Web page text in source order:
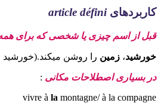
کاربردهایarticle défini
قبل از اسم چیزی یا شخصی که برای
خورشید، زمین را روشن
در بسیاری اصطلاحات مکانی :
vivre à la montagne/ à la compagne